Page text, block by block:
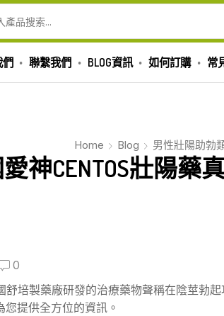
們 聯繫我們 BLOG資訊 如何訂購 常
Home Blog 男性壯陽助勃
神CENTOS壯陽藥
0
舒培製藥廠研發的治療藥物聲稱在陰莖勃
提供全方位的資訊。